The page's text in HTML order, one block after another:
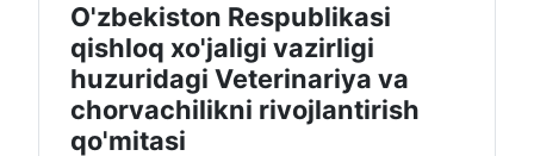
O'zbekiston Respublikasi
qishloq xo'jaligi vazirligi
huzuridagi Veterinariya va
chorvachilikni rivojlantirish
qo'mitasi